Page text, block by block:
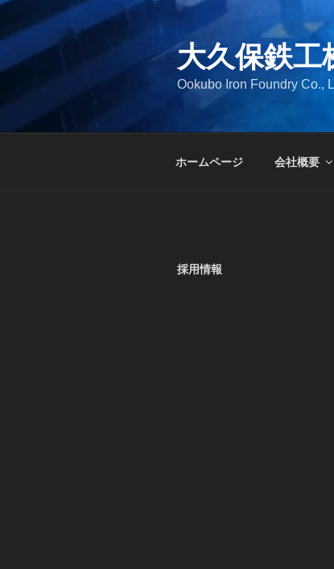
コ
ン
へ
大久保鉄工
Ookubo Iron Foundry Co.,
ホームページ 会社概要
採用情報